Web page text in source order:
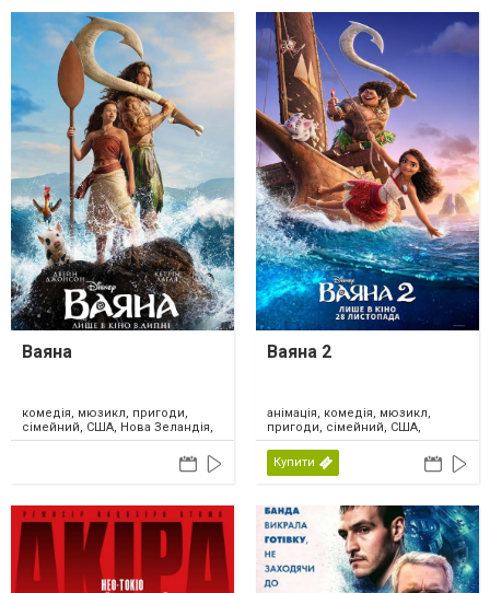
Ваяна
комедія, мюзикл, пригоди,
сімейний, США, Нова Зеландія,
2026
Ваяна 2
анімація, комедія, мюзикл,
пригоди, сімейний, США,
Канада, 2024
Купити